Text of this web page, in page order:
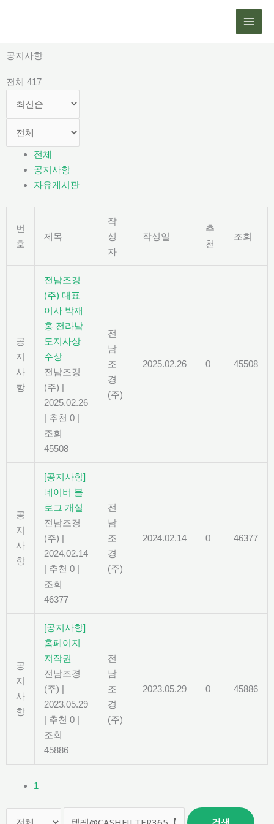
로
너
공지사항
전체 417
전체
공지사항
자유게시판
번
호
제목
작
성
자
작성일
추
천
조회
공
지
사
항
전남조경
(주) 대표
이사 박재
홍 전라남
도지사상
수상
전남조경
(주) |
2025.02.26
| 추천 0 |
조회
45508
전
남
조
경
(주)
2025.02.26 0 45508
공
지
사
항
[공지사항]
네이버 블
로그 개설
전남조경
(주) |
2024.02.14
| 추천 0 |
조회
46377
전
남
조
경
(주)
2024.02.14 0 46377
공
지
사
항
[공지사항]
홈페이지
저작권
전남조경
(주) |
2023.05.29
| 추천 0 |
조회
45886
전
남
조
경
(주)
2023.05.29 0 45886
1